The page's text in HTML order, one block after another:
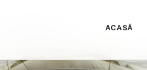
ACASĂ